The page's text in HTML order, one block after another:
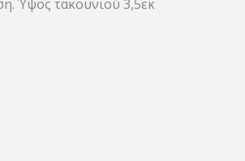
Ύψος τακουνιού 3,5εκ